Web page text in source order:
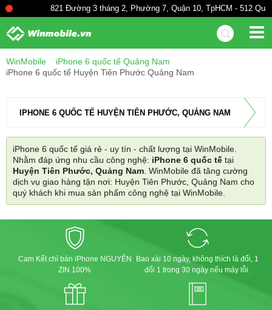
821 Đường 3 tháng 2, Phường 7, Quận 10, TpHCM - 512
WinMobile
iPhone 6 quốc tế Quảng Nam
iPhone 6 quốc tế Huyện Tiên Phước Quảng Nam
IPHONE 6 QUỐC TẾ HUYỆN TIÊN PHƯỚC, QUẢNG NAM
iPhone 6 quốc tế giá rẻ - uy tín - chất lượng tại WinMobile.
Nhằm đáp ứng nhu cầu công nghệ: iPhone 6 quốc tế tại
Huyện Tiên Phước, Quảng Nam. WinMobile đã tăng cường
dịch vụ giao hàng tận nơi: Huyện Tiên Phước, Quảng Nam cho
quý khách khi mua sản phẩm công nghệ tại WinMobile.
Cam Kết chỉ bán iPhone NGUYÊN
ZIN 100%
Bao xài 10 ngày, không thích là đổi, 1
đổi 1 trong 30 ngày nếu máy lỗi.